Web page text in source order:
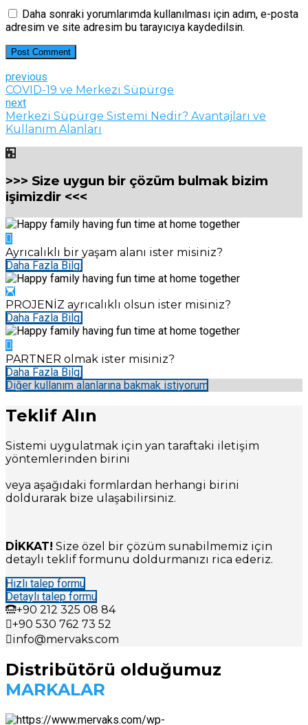
Daha sonraki yorumlarımda kullanılması için adım, e-posta
adresim ve site adresim bu tarayıcıya kaydedilsin.
Post Comment
previous
COVID-19 ve Merkezi Süpürge
next
Merkezi Süpürge Sistemi Nedir? Avantajları ve
Kullanım Alanları
>>> Size uygun bir çözüm bulmak bizim
işimizdir <<<
Ayrıcalıklı bir yaşam alanı ister misiniz?
Daha Fazla Bilgi
PROJENİZ ayrıcalıklı olsun ister misiniz?
Daha Fazla Bilgi
PARTNER olmak ister misiniz?
Daha Fazla Bilgi
Diğer kullanım alanlarına bakmak istiyorum
Teklif Alın
Sistemi uygulatmak için yan taraftaki iletişim
yöntemlerinden birini
veya aşağıdaki formlardan herhangi birini
doldurarak bize ulaşabilirsiniz.
DİKKAT! Size özel bir çözüm sunabilmemiz için
detaylı teklif formunu doldurmanızı rica ederiz.
Hızlı talep formu
Detaylı talep formu
+90 212 325 08 84
+90 530 762 73 52
info@mervaks.com
Distribütörü olduğumuz
MARKALAR